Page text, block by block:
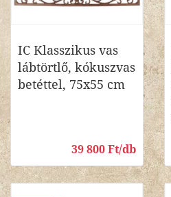
IC Klasszikus vas
lábtörtlő, kókuszvas
betéttel, 75x55 cm
39 800 Ft/db